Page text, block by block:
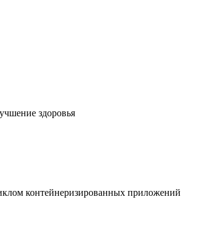
здоровья
контейнеризированных приложений